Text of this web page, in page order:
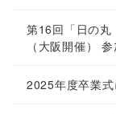
第16回「日の丸
（大阪開催）
2025年度卒業